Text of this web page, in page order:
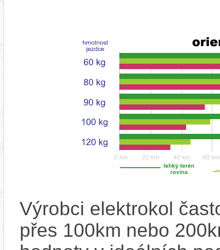
Výrobci elektrokol
přes 100km nebo